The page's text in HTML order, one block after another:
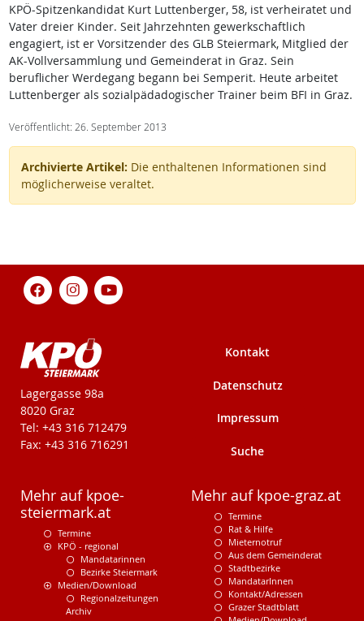
KPÖ-Spitzenkandidat Kurt Luttenberger, 58, ist verheiratet und
Vater dreier Kinder. Seit Jahrzehnten gewerkschaftlich
engagiert, ist er Vorsitzender des GLB Steiermark, Mitglied der
AK-Vollversammlung und Gemeinderat in Graz. Sein
beruflicher Werdegang begann bei Semperit. Heute arbeitet
Luttenberger als sozialpädadogischer Trainer beim BFI in Graz.
Veröffentlicht: 26. September 2013
Archivierte Artikel: Die enthaltenen Informationen sind
möglicherweise veraltet.
KPÖ-Steiermark
Lagergasse 98a
8020 Graz
Tel: +43 316 712479
Fax: +43 316 716291
Kontakt
Datenschutz
Impressum
Suche
Mehr auf kpoe-
steiermark.at
Termine
KPÖ - regional
Mandatarinnen
Bezirke Steiermark
Medien/Download
Regionalzeitungen
Archiv
Mehr auf kpoe-graz.at
Termine
Rat & Hilfe
Mieternotruf
Aus dem Gemeinderat
Stadtbezirke
MandatarInnen
Kontakt/Adressen
Grazer Stadtblatt